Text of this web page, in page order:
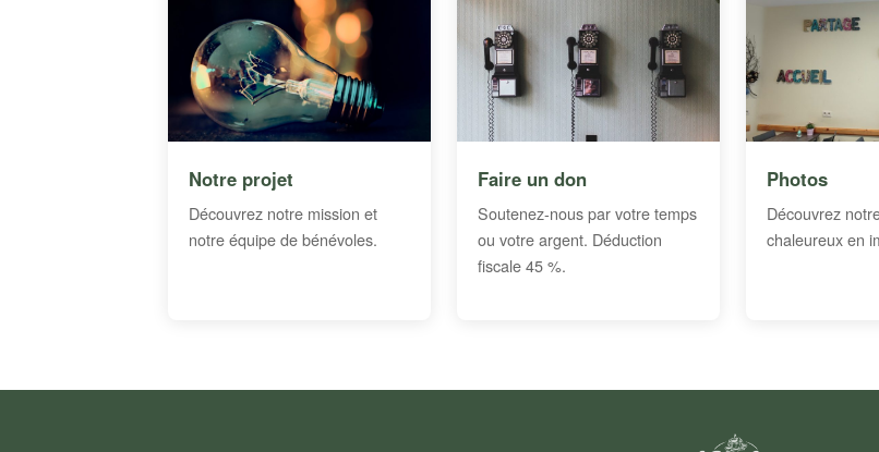
Notre projet
Découvrez notre mission et
notre équipe de bénévoles.
Faire un don
Soutenez-nous par votre temps
ou votre argent. Déduction
fiscale 45 %.
Photos
Découvrez
chaleureux en